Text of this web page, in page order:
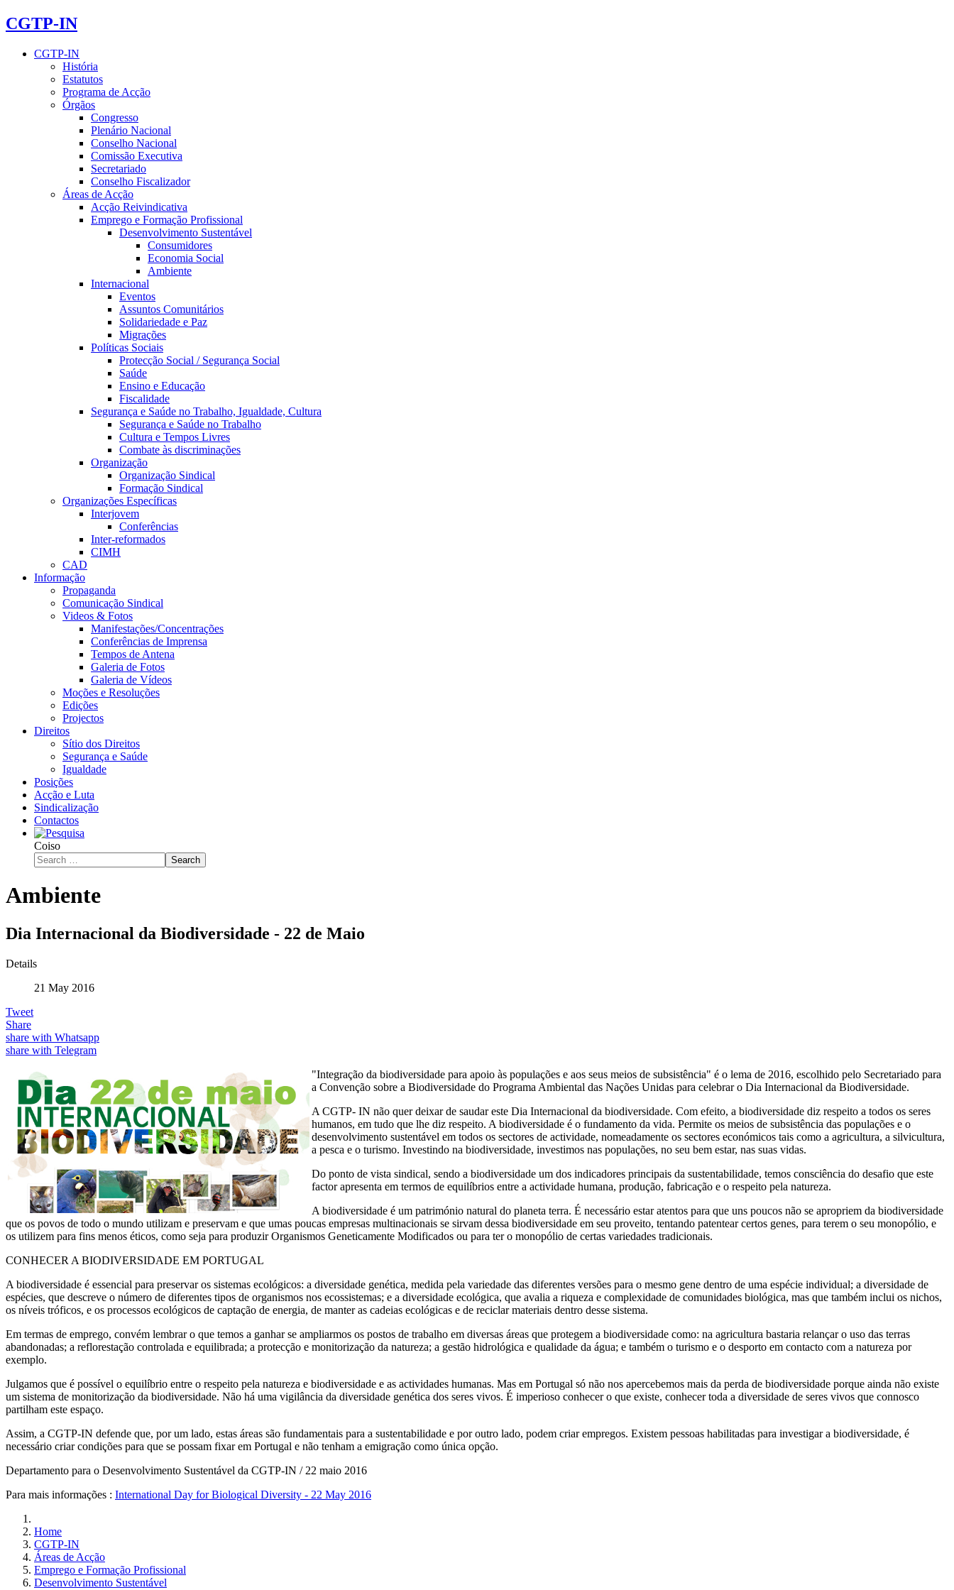
CGTP-IN
CGTP-IN
História
Estatutos
Programa de Acção
Órgãos
Congresso
Plenário Nacional
Conselho Nacional
Comissão Executiva
Secretariado
Conselho Fiscalizador
Áreas de Acção
Acção Reivindicativa
Emprego e Formação Profissional
Desenvolvimento Sustentável
Consumidores
Economia Social
Ambiente
Internacional
Eventos
Assuntos Comunitários
Solidariedade e Paz
Migrações
Políticas Sociais
Protecção Social / Segurança Social
Saúde
Ensino e Educação
Fiscalidade
Segurança e Saúde no Trabalho, Igualdade, Cultura
Segurança e Saúde no Trabalho
Cultura e Tempos Livres
Combate às discriminações
Organização
Organização Sindical
Formação Sindical
Organizações Específicas
Interjovem
Conferências
Inter-reformados
CIMH
CAD
Informação
Propaganda
Comunicação Sindical
Videos & Fotos
Manifestações/Concentrações
Conferências de Imprensa
Tempos de Antena
Galeria de Fotos
Galeria de Vídeos
Moções e Resoluções
Edições
Projectos
Direitos
Sítio dos Direitos
Segurança e Saúde
Igualdade
Posições
Acção e Luta
Sindicalização
Contactos
Coiso
Search
Ambiente
Dia Internacional da Biodiversidade - 22 de Maio
Details
21 May 2016
Tweet
Share
share with Whatsapp
share with Telegram
"Integração da biodiversidade para apoio às populações e aos seus meios de subsistência" é o lema de 2016, escolhido pelo Secretariado para
a Convenção sobre a Biodiversidade do Programa Ambiental das Nações Unidas para celebrar o Dia Internacional da Biodiversidade.
A CGTP- IN não quer deixar de saudar este Dia Internacional da biodiversidade. Com efeito, a biodiversidade diz respeito a todos os seres
humanos, em tudo que lhe diz respeito. A biodiversidade é o fundamento da vida. Permite os meios de subsistência das populações e o
desenvolvimento sustentável em todos os sectores de actividade, nomeadamente os sectores económicos tais como a agricultura, a silvicultura,
a pesca e o turismo. Investindo na biodiversidade, investimos nas populações, no seu bem estar, nas suas vidas.
Do ponto de vista sindical, sendo a biodiversidade um dos indicadores principais da sustentabilidade, temos consciência do desafio que este
factor apresenta em termos de equilíbrios entre a actividade humana, produção, fabricação e o respeito pela natureza.
A biodiversidade é um património natural do planeta terra. É necessário estar atentos para que uns poucos não se apropriem da biodiversidade
que os povos de todo o mundo utilizam e preservam e que umas poucas empresas multinacionais se sirvam dessa biodiversidade em seu proveito, tentando patentear certos genes, para terem o seu monopólio, e
os utilizem para fins menos éticos, como seja para produzir Organismos Geneticamente Modificados ou para ter o monopólio de certas variedades tradicionais.
CONHECER A BIODIVERSIDADE EM PORTUGAL
A biodiversidade é essencial para preservar os sistemas ecológicos: a diversidade genética, medida pela variedade das diferentes versões para o mesmo gene dentro de uma espécie individual; a diversidade de
espécies, que descreve o número de diferentes tipos de organismos nos ecossistemas; e a diversidade ecológica, que avalia a riqueza e complexidade de comunidades biológica, mas que também inclui os nichos,
os níveis tróficos, e os processos ecológicos de captação de energia, de manter as cadeias ecológicas e de reciclar materiais dentro desse sistema.
Em termas de emprego, convém lembrar o que temos a ganhar se ampliarmos os postos de trabalho em diversas áreas que protegem a biodiversidade como: na agricultura bastaria relançar o uso das terras
abandonadas; a reflorestação controlada e equilibrada; a protecção e monitorização da natureza; a gestão hidrológica e qualidade da água; e também o turismo e o desporto em contacto com a natureza por
exemplo.
Julgamos que é possível o equilíbrio entre o respeito pela natureza e biodiversidade e as actividades humanas. Mas em Portugal só não nos apercebemos mais da perda de biodiversidade porque ainda não existe
um sistema de monitorização da biodiversidade. Não há uma vigilância da diversidade genética dos seres vivos. É imperioso conhecer o que existe, conhecer toda a diversidade de seres vivos que connosco
partilham este espaço.
Assim, a CGTP-IN defende que, por um lado, estas áreas são fundamentais para a sustentabilidade e por outro lado, podem criar empregos. Existem pessoas habilitadas para investigar a biodiversidade, é
necessário criar condições para que se possam fixar em Portugal e não tenham a emigração como única opção.
Departamento para o Desenvolvimento Sustentável da CGTP-IN / 22 maio 2016
Para mais informações : International Day for Biological Diversity - 22 May 2016
Home
CGTP-IN
Áreas de Acção
Emprego e Formação Profissional
Desenvolvimento Sustentável